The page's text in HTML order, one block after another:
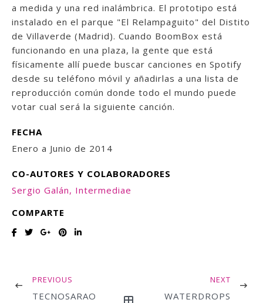
a medida y una red inalámbrica. El prototipo está
instalado en el parque "El Relampaguito" del Distito
de Villaverde (Madrid). Cuando BoomBox está
funcionando en una plaza, la gente que está
físicamente allí puede buscar canciones en Spotify
desde su teléfono móvil y añadirlas a una lista de
reproducción común donde todo el mundo puede
votar cual será la siguiente canción.
FECHA
Enero a Junio de 2014
CO-AUTORES Y COLABORADORES
Sergio Galán, Intermediae
COMPARTE
PREVIOUS
TECNOSARAO
NEXT
WATERDROPS